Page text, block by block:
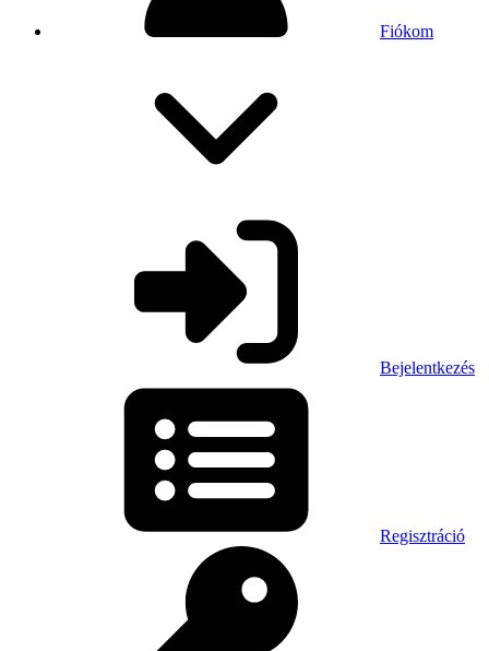
Fiókom
Bejelentkezés
Regisztráció